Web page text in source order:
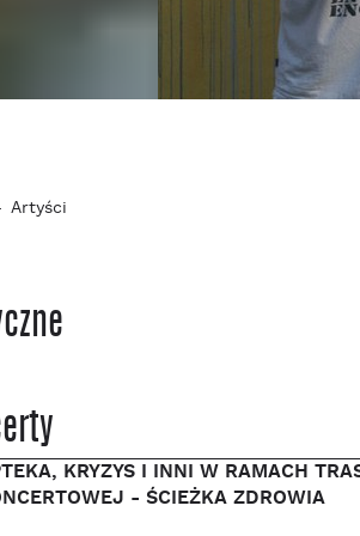
Artyści
KRYZYS I INNI W RAMACH
- ŚCIEŻKA ZDROWIA